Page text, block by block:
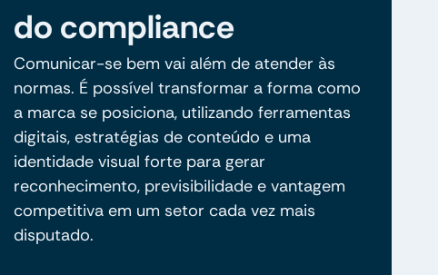
do compliance
Comunicar-se bem vai além de atender às
normas. É possível transformar a forma como
a marca se posiciona, utilizando ferramentas
digitais, estratégias de conteúdo e uma
identidade visual forte para gerar
reconhecimento, previsibilidade e vantagem
competitiva em um setor cada vez mais
disputado.